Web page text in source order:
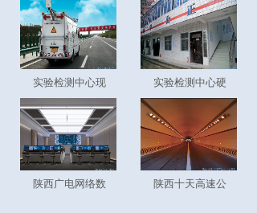
实验检测中心现 实验检测中心硬
陕西广电网络数 陕西十天高速公